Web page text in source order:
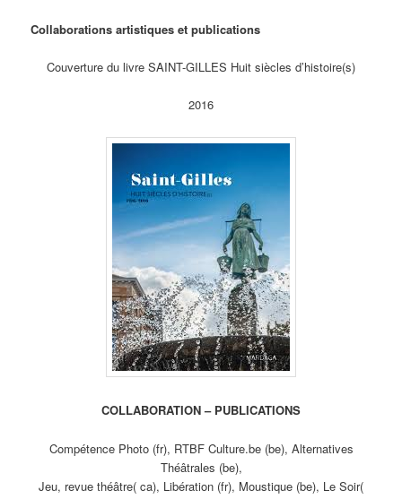
Collaborations artistiques et publications
Couverture du livre SAINT-GILLES Huit siècles d’histoire(s)
2016
COLLABORATION – PUBLICATIONS
Compétence Photo (fr), RTBF Culture.be (be), Alternatives
Théâtrales (be),
Jeu, revue théâtre( ca), Libération (fr), Moustique (be), Le Soir(